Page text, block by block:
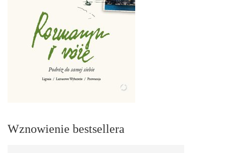
Wznowienie bestsellera